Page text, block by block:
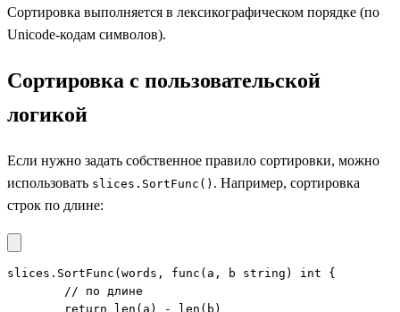
Сортировка выполняется в лексикографическом порядке (по
Unicode-кодам символов).
Сортировка с пользовательской
логикой
Если нужно задать собственное правило сортировки, можно
использовать slices.SortFunc() . Например, сортировка
строк по длине:
slices.SortFunc(words, func(a, b string) int {